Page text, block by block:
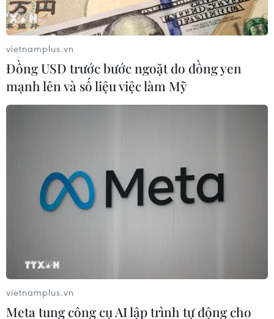
13/10/2016 06:28
Phiên thẩm vấn nhà sáng lập trang mạng WikiLeaks
Jullian Assange bị Thụy Điển cáo buộc tội xâm hại tình
dục đã được hoãn lại theo đề nghị của ông này.
Mỹ bác bỏ tin yêu cầu cắt Internet của
vietnamplus.vn
Đồng USD trước bước ngoặt do đồng yen
mạnh lên và số liệu việc làm Mỹ
vietnamplus.vn
Meta tung công cụ AI lập trình tự động cho